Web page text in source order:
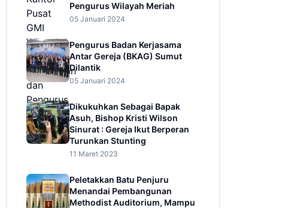
Pengurus Wilayah Meriah
05 Januari 2024
Pengurus Badan Kerjasama
Antar Gereja (BKAG) Sumut
Dilantik
05 Januari 2024
Dikukuhkan Sebagai Bapak
Asuh, Bishop Kristi Wilson
Sinurat : Gereja Ikut Berperan
Turunkan Stunting
11 Maret 2023
Peletakkan Batu Penjuru
Menandai Pembangunan
Methodist Auditorium, Mampu